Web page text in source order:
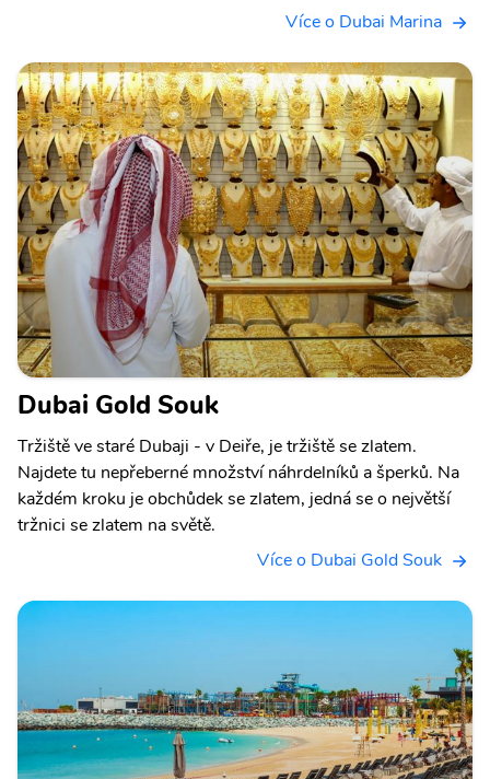
Více o Dubai Marina
Dubai Gold Souk
Tržiště ve staré Dubaji - v Deiře, je tržiště se zlatem.
Najdete tu nepřeberné množství náhrdelníků a šperků. Na
každém kroku je obchůdek se zlatem, jedná se o největší
tržnici se zlatem na světě.
Více o Dubai Gold Souk